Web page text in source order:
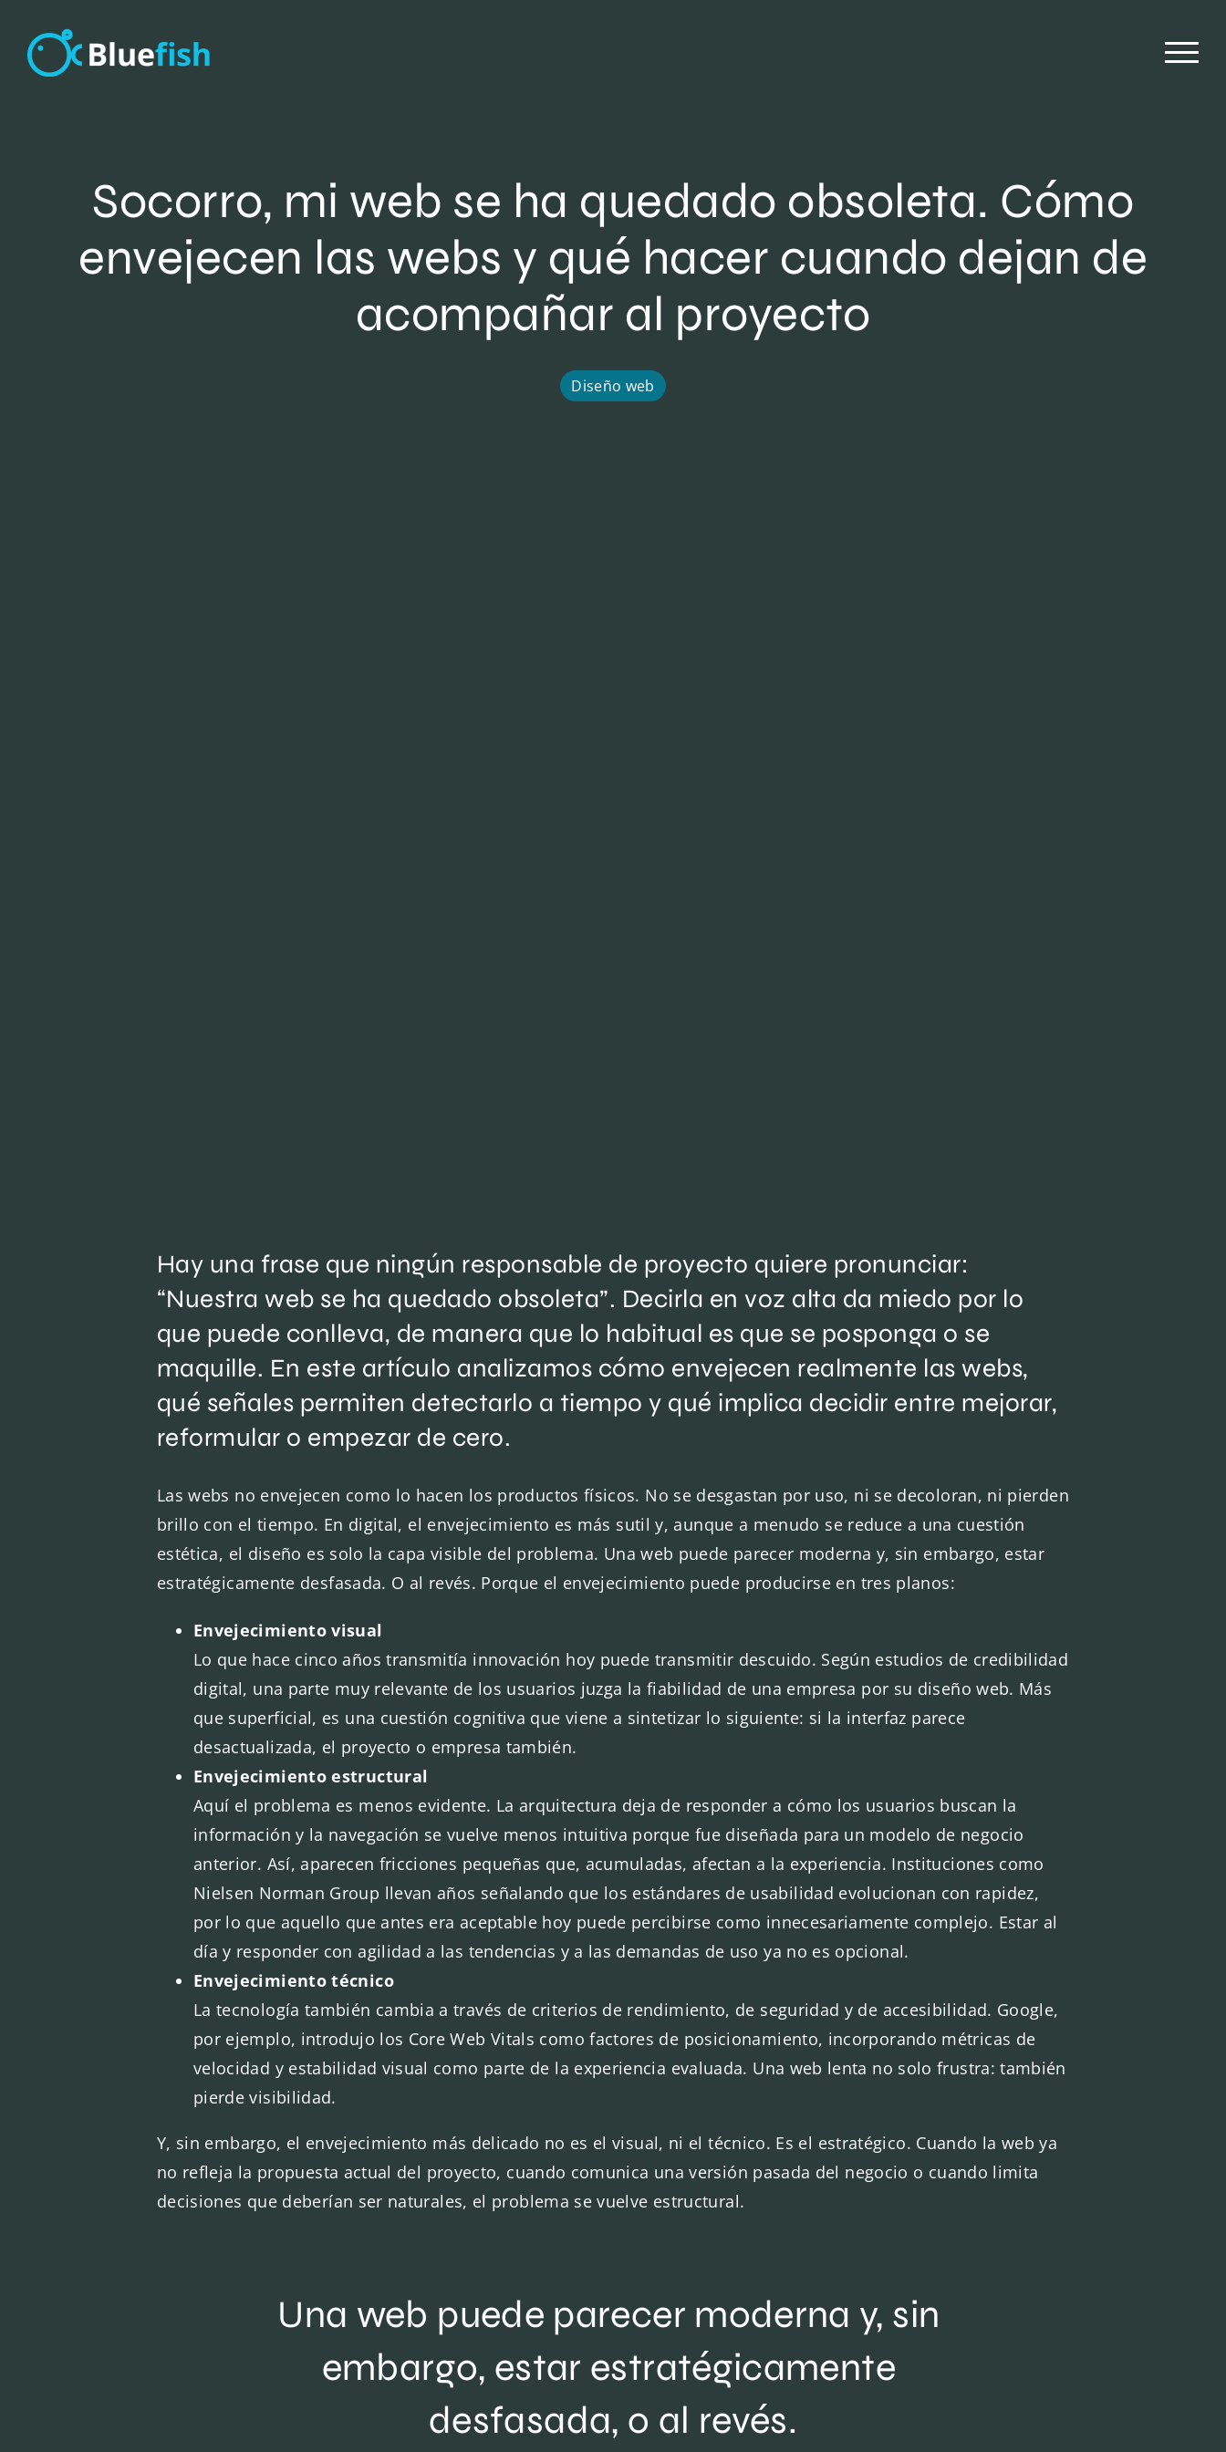
contenido
Socorro, mi web se ha quedado obsoleta. Cómo
envejecen las webs y qué hacer cuando dejan de
acompañar al proyecto
Diseño web
Hay una frase que ningún responsable de proyecto quiere pronunciar:
“Nuestra web se ha quedado obsoleta”. Decirla en voz alta da miedo por lo
que puede conlleva, de manera que lo habitual es que se posponga o se
maquille. En este artículo analizamos cómo envejecen realmente las webs,
qué señales permiten detectarlo a tiempo y qué implica decidir entre mejorar,
reformular o empezar de cero.
Las webs no envejecen como lo hacen los productos físicos. No se desgastan por uso, ni se decoloran, ni pierden
brillo con el tiempo. En digital, el envejecimiento es más sutil y, aunque a menudo se reduce a una cuestión
estética, el diseño es solo la capa visible del problema. Una web puede parecer moderna y, sin embargo, estar
estratégicamente desfasada. O al revés. Porque el envejecimiento puede producirse en tres planos:
Envejecimiento visual
Lo que hace cinco años transmitía innovación hoy puede transmitir descuido. Según estudios de credibilidad
digital, una parte muy relevante de los usuarios juzga la fiabilidad de una empresa por su diseño web. Más
que superficial, es una cuestión cognitiva que viene a sintetizar lo siguiente: si la interfaz parece
desactualizada, el proyecto o empresa también.
Envejecimiento estructural
Aquí el problema es menos evidente. La arquitectura deja de responder a cómo los usuarios buscan la
información y la navegación se vuelve menos intuitiva porque fue diseñada para un modelo de negocio
anterior. Así, aparecen fricciones pequeñas que, acumuladas, afectan a la experiencia. Instituciones como
Nielsen Norman Group llevan años señalando que los estándares de usabilidad evolucionan con rapidez,
por lo que aquello que antes era aceptable hoy puede percibirse como innecesariamente complejo. Estar al
día y responder con agilidad a las tendencias y a las demandas de uso ya no es opcional.
Envejecimiento técnico
La tecnología también cambia a través de criterios de rendimiento, de seguridad y de accesibilidad. Google,
por ejemplo, introdujo los Core Web Vitals como factores de posicionamiento, incorporando métricas de
velocidad y estabilidad visual como parte de la experiencia evaluada. Una web lenta no solo frustra: también
pierde visibilidad.
Y, sin embargo, el envejecimiento más delicado no es el visual, ni el técnico. Es el estratégico. Cuando la web ya
no refleja la propuesta actual del proyecto, cuando comunica una versión pasada del negocio o cuando limita
decisiones que deberían ser naturales, el problema se vuelve estructural.
Una web puede parecer moderna y, sin
embargo, estar estratégicamente
desfasada, o al revés.